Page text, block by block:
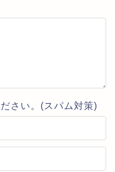
さい。(スパム対策)